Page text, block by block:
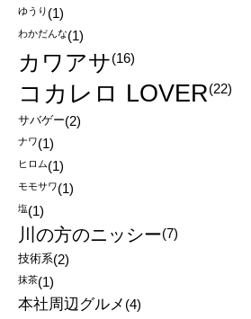
ゆうり (1)
わかだんな(1)
カワアサ(16)
コカレロ LOVER(22)
サバゲー(2)
ナワ(1)
ヒロム(1)
モモサワ(1)
塩(1)
川の方のニッシー(7)
技術系(2)
抹茶(1)
本社周辺グルメ (4)